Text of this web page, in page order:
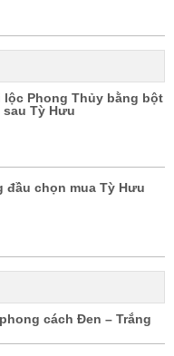
lộc Phong Thủy bằng bột
Tỳ Hưu
đầu chọn mua Tỳ Hưu
cách Đen – Trắng